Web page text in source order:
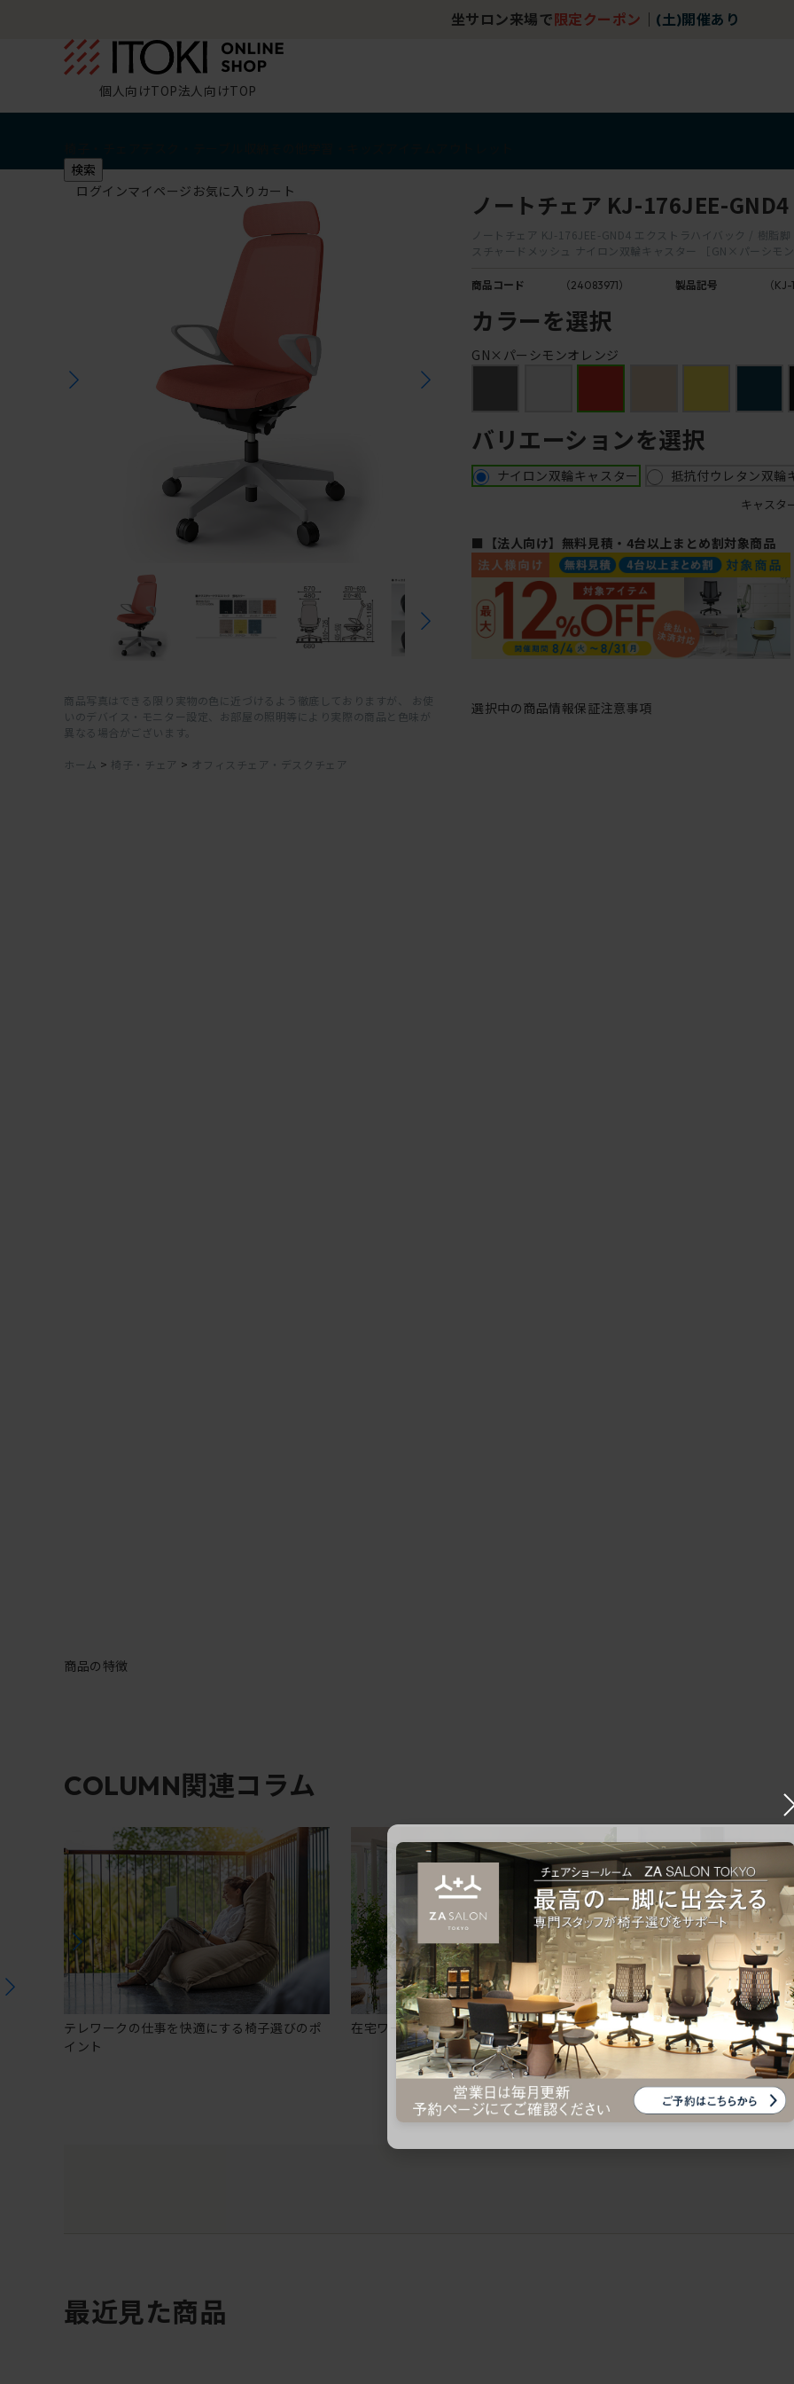
坐サロン来場で 限定クーポン (土)開催あり
個人向けTOP法人向けTOP
検索
ログインマイページ お気に入り カート
商品写真はできる限り実物の色に近づけるよう徹底しておりますが、 お使
いのデバイス・モニター設定、お部屋の照明等により実際の商品と色味が
異なる場合がございます。
ホーム > 椅子・チェア > オフィスチェア・デスクチェア
ノートチェア KJ-176JEE-GND4
ノートチェア KJ-176JEE-GND4 エクストラハイバック / 樹脂
スチャードメッシュ ナイロン双輪キャスター ［GN×パーシモ
商品コード （24083971） 製品記号 （
カラーを選択
GN×パーシモンオレンジ
バリエーションを選択
ナイロン双輪キャスター 抵抗付ウレタン双輪
キャスタ
■【法人向け】無料見積・4台以上まとめ割対象商品
選択中の商品情報保証注意事項
商品の特徴
COLUMN関連コラム
テレワークの仕事を快適にする椅子選びのポ
イント
在宅ワークにおすすめのオフィスチェア5選
椅子に座っているのに疲
疲れにくいチェアの選び方
最近見た商品